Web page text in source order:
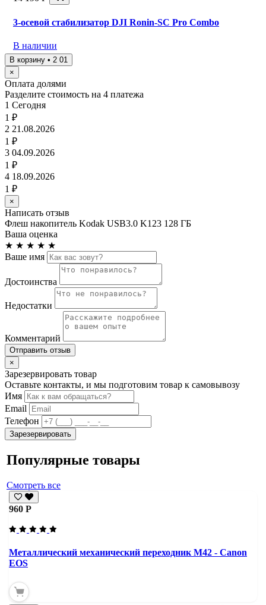
3-осевой стабилизатор DJI Ronin-SC Pro Combo
В наличии
В корзину • 2 01
×
Оплата долями
Разделите стоимость на 4 платежа
1 Сегодня
1 ₽
2 21.08.2026
1 ₽
3 04.09.2026
1 ₽
4 18.09.2026
1 ₽
×
Написать отзыв
Флеш накопитель Kodak USB3.0 K123 128 ГБ
Ваша оценка
★ ★ ★ ★ ★
Ваше имя
Достоинства
Недостатки
Комментарий
Отправить отзыв
×
Зарезервировать товар
Оставьте контакты, и мы подготовим товар к самовывозу
Имя
Email
Телефон
Зарезервировать
Популярные товары
Смотреть все
960 Р
Металлический механический переходник M42 - Canon
EOS